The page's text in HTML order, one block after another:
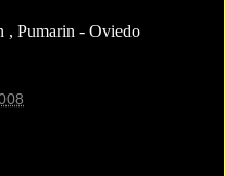
, Pumarin - Oviedo